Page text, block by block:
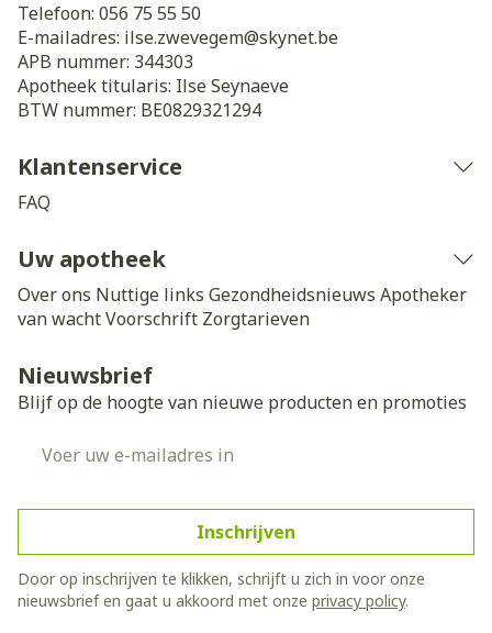
Telefoon: 056 75 55 50
E-mailadres: ilse.zwevegem@skynet.be
APB nummer: 344303
Apotheek titularis: Ilse Seynaeve
BTW nummer: BE0829321294
Klantenservice
FAQ
Uw apotheek
Over ons Nuttige links Gezondheidsnieuws Apotheker
van wachtVoorschrift Zorgtarieven
Nieuwsbrief
Blijf op de hoogte van nieuwe producten en promoties
Inschrijven
Door op inschrijven te klikken, schrijft u zich in voor onze
nieuwsbrief en gaat u akkoord met onze privacy policy.